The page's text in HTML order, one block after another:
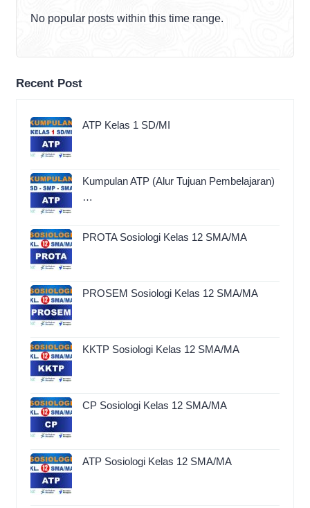
No popular posts within this time range.
Recent Post
ATP Kelas 1 SD/MI
Kumpulan ATP (Alur Tujuan Pembelajaran)
…
PROTA Sosiologi Kelas 12 SMA/MA
PROSEM Sosiologi Kelas 12 SMA/MA
KKTP Sosiologi Kelas 12 SMA/MA
CP Sosiologi Kelas 12 SMA/MA
ATP Sosiologi Kelas 12 SMA/MA